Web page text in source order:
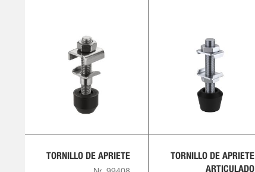
TORNILLO DE APRIETE
TORNILLO DE APRIETE
ARTICULADO